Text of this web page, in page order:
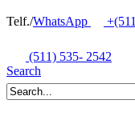
Telf./WhatsApp
(511) 535- 2542
Search